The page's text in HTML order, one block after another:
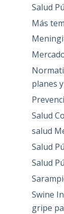
Salud
Más
planes
Salud
salud
Salud
Salud
Swine
gripe